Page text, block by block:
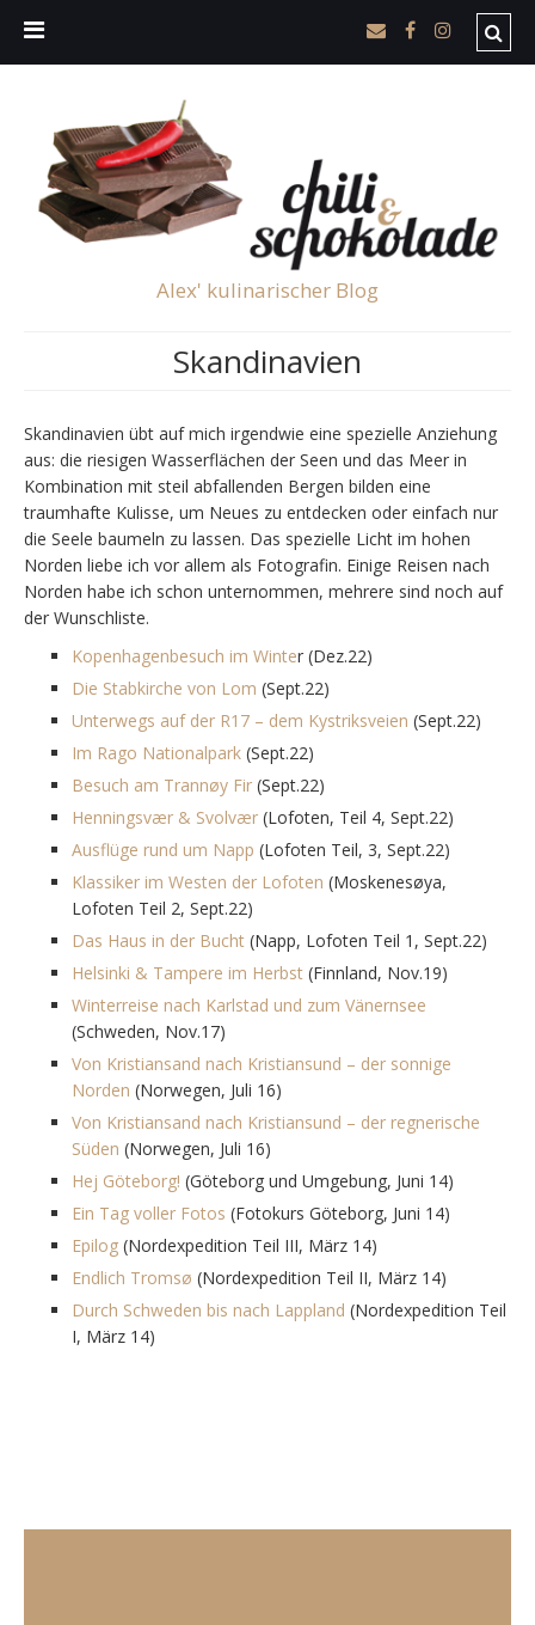
Alex' kulinarischer Blog
Skandinavien
Skandinavien übt auf mich irgendwie eine spezielle Anziehung
aus: die riesigen Wasserflächen der Seen und das Meer in
Kombination mit steil abfallenden Bergen bilden eine
traumhafte Kulisse, um Neues zu entdecken oder einfach nur
die Seele baumeln zu lassen. Das spezielle Licht im hohen
Norden liebe ich vor allem als Fotografin. Einige Reisen nach
Norden habe ich schon unternommen, mehrere sind noch auf
der Wunschliste.
Kopenhagenbesuch im Winter (Dez.22)
Die Stabkirche von Lom (Sept.22)
Unterwegs auf der R17 – dem Kystriksveien (Sept.22)
Im Rago Nationalpark (Sept.22)
Besuch am Trannøy Fir (Sept.22)
Henningsvær & Svolvær (Lofoten, Teil 4, Sept.22)
Ausflüge rund um Napp (Lofoten Teil, 3, Sept.22)
Klassiker im Westen der Lofoten (Moskenesøya,
Lofoten Teil 2, Sept.22)
Das Haus in der Bucht (Napp, Lofoten Teil 1, Sept.22)
Helsinki & Tampere im Herbst (Finnland, Nov.19)
Winterreise nach Karlstad und zum Vänernsee
(Schweden, Nov.17)
Von Kristiansand nach Kristiansund – der sonnige
Norden (Norwegen, Juli 16)
Von Kristiansand nach Kristiansund – der regnerische
Süden (Norwegen, Juli 16)
Hej Göteborg! (Göteborg und Umgebung, Juni 14)
Ein Tag voller Fotos (Fotokurs Göteborg, Juni 14)
Epilog (Nordexpedition Teil III, März 14)
Endlich Tromsø (Nordexpedition Teil II, März 14)
Durch Schweden bis nach Lappland (Nordexpedition Teil
I, März 14)